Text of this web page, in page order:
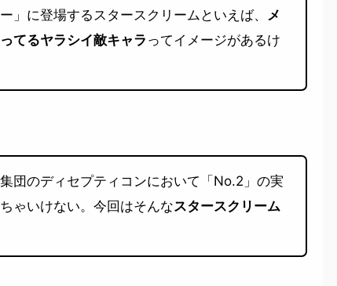
」に登場するスタースクリームといえば、
メ
てるヤラシイ敵キャラ ってイメージがあるけ
団のディセプティコンにおいて「No.2」の実
ゃいけない。今回はそんなスタースクリーム